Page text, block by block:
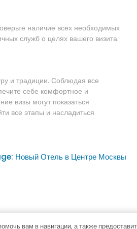
наличие всех необходимых
служб о целях вашего визита.
и традиции. Соблюдая все
себе комфортное и
визы могут показаться
все этапы и насладиться
Новый Отель в Центре Москвы
агентовBy
вам в навигации, а также